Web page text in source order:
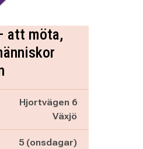
att möta,
Hjortvägen 6
Växjö
5 (onsdagar)